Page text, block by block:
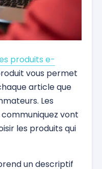
produits e-
vous permet
article que
Les
vont
les produits qui
un descriptif